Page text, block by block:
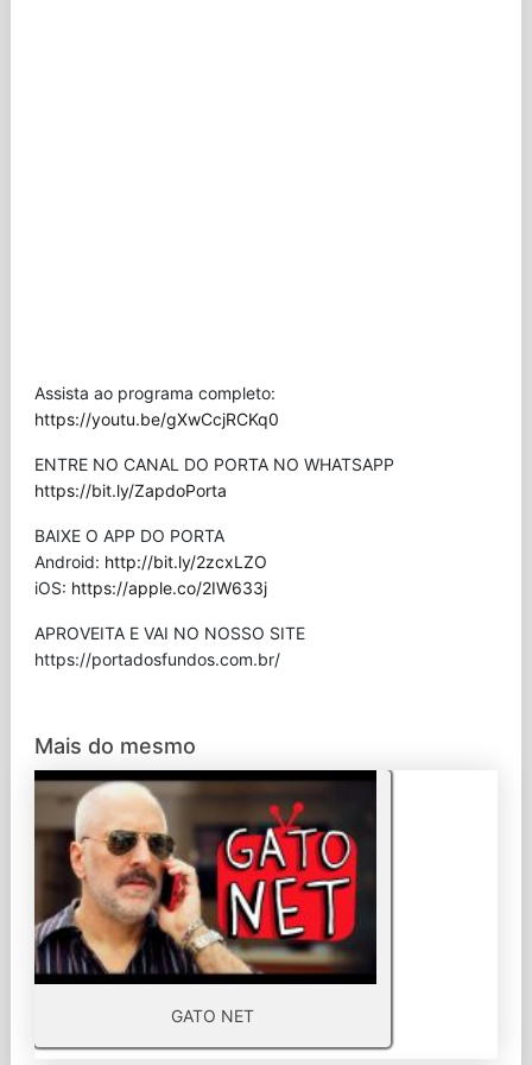
Assista ao programa completo:
https://youtu.be/gXwCcjRCKq0
ENTRE NO CANAL DO PORTA NO WHATSAPP
https://bit.ly/ZapdoPorta
BAIXE O APP DO PORTA
Android: http://bit.ly/2zcxLZO
iOS: https://apple.co/2IW633j
APROVEITA E VAI NO NOSSO SITE
⁠https://portadosfundos.com.br/
Mais do mesmo
GATO NET